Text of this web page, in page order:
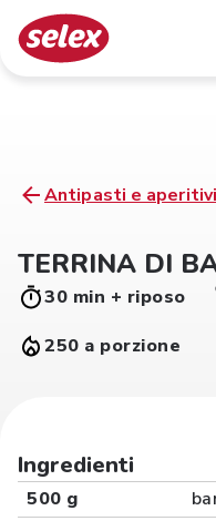
Antipasti e aperitivi
TERRINA DI
30 min + riposo
250 a porzione
Ingredienti
500 g